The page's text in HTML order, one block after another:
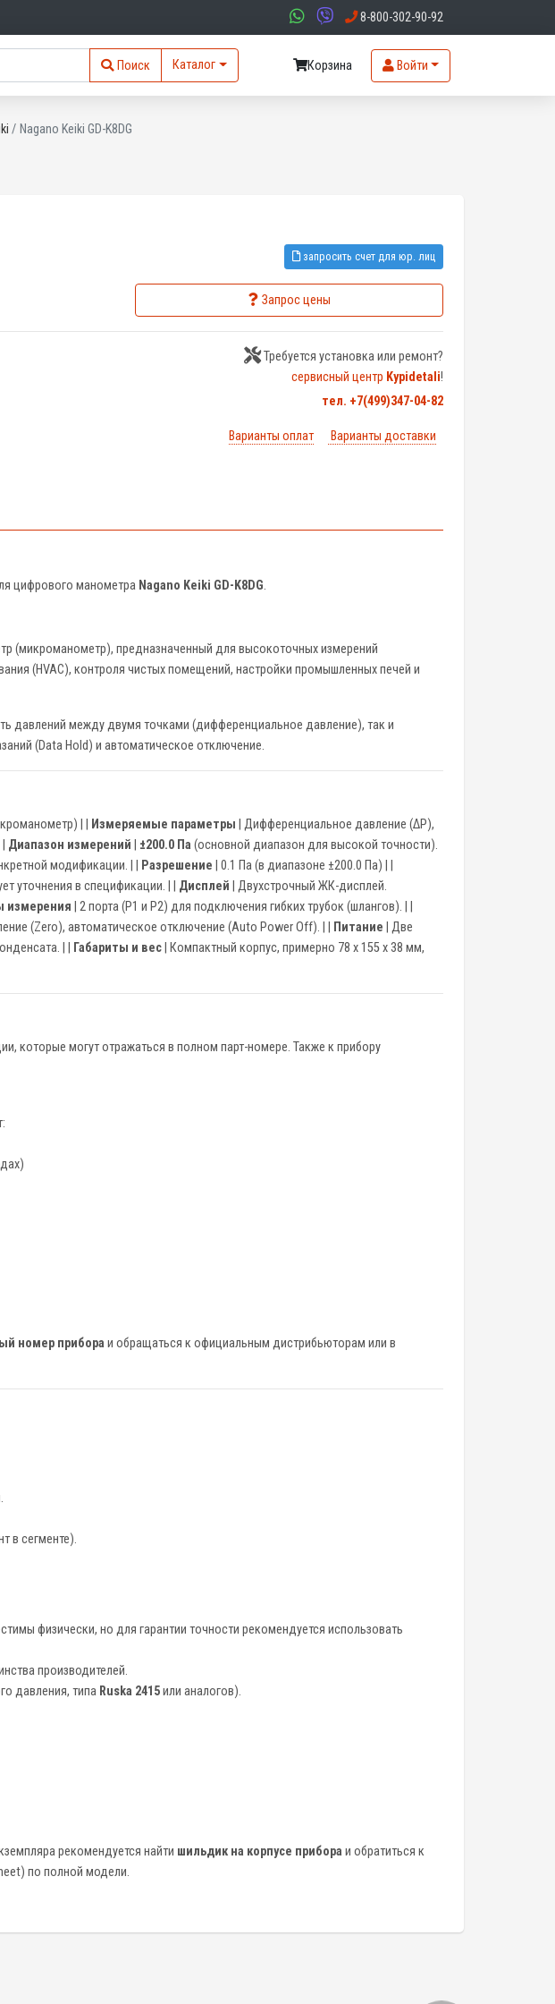
8-800-302-90-92
Поиск Каталог Корзина Войти
Nagano Keiki GD-K8DG
запросить счет для юр. лиц
Запрос цены
Требуется установка или ремонт?
сервисный центр Kypidetali!
тел. +7(499)347-04-82
Варианты оплат Варианты доставки
цифрового манометра Nagano Keiki GD-K8DG.
(микроманометр), предназначенный для высокоточных измерений
(HVAC), контроля чистых помещений, настройки промышленных печей и
давлений между двумя точками (дифференциальное давление), так и
(Data Hold) и автоматическое отключение.
| | Измеряемые параметры | Дифференциальное давление (ΔP),
Диапазон измерений ±200.0 Па (основной диапазон для высокой точности).
модификации. | | Разрешение | 0.1 Па (в диапазоне ±200.0 Па) | |
уточнения в спецификации. | | Дисплей | Двухстрочный ЖК-дисплей.
измерения | 2 порта (P1 и P2) для подключения гибких трубок (шлангов). | |
(Zero), автоматическое отключение (Auto Power Off). | | Питание | Две
| | Габариты и вес | Компактный корпус, примерно 78 x 155 x 38 мм,
которые могут отражаться в полном парт-номере. Также к прибору
номер прибора и обращаться к официальным дистрибьюторам или в
в сегменте).
физически, но для гарантии точности рекомендуется использовать
производителей.
давления, типа Ruska 2415или аналогов).
рекомендуется найти шильдик на корпусе прибора и обратиться к
по полной модели.